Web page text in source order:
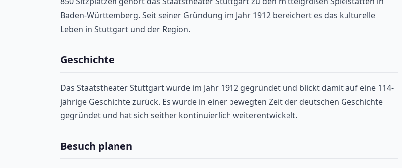
Baden-Württemberg. Seit seiner Gründung im Jahr 1912 bereichert es das kulturelle
Leben in Stuttgart und der Region.
Geschichte
Das Staatstheater Stuttgart wurde im Jahr 1912 gegründet und blickt damit auf eine 114-
jährige Geschichte zurück. Es wurde in einer bewegten Zeit der deutschen Geschichte
gegründet und hat sich seither kontinuierlich weiterentwickelt.
Besuch planen